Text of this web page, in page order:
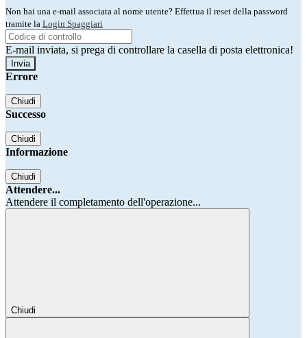
Non hai una e-mail associata al nome utente? Effettua il reset della password
tramite la Login Spaggiari
E-mail inviata, si prega di controllare la casella di posta elettronica!
Errore
Chiudi
Successo
Chiudi
Informazione
Chiudi
Attendere...
Attendere il completamento dell'operazione...
Chiudi